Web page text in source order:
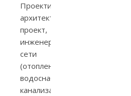
Проектирование:
архитектурный
проект,
инженерные
сети
(отопление,
водоснабжение,
канализация,